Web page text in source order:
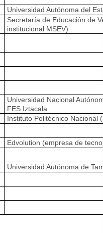
Universidad Autónoma del
Secretaría de Educación de
institucional MSEV)
Universidad Nacional
FES Iztacala
Instituto Politécnico Nacional
Edvolution (empresa de
Universidad Autónoma de